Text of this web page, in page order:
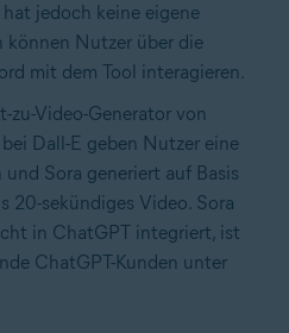
jedoch keine eigene
können Nutzer über die
mit dem Tool interagieren.
zu-Video-Generator von
Dall-E geben Nutzer eine
Sora generiert auf Basis
20-sekündiges Video. Sora
in ChatGPT integriert, ist
ChatGPT-Kunden unter